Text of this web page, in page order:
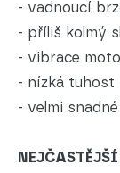
- vadnoucí
- příliš kolmý
- vibrace
- nízká tuhost
- velmi